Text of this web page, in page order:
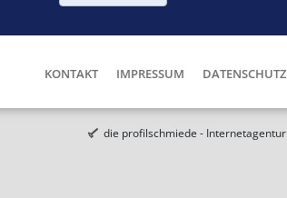
KONTAKT IMPRESSUM DATENSCHUTZ
die profilschmiede - Internetagentur